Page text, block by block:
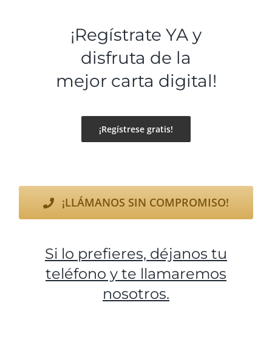
¡Regístrate YA y
disfruta de la
mejor carta digital!
¡Regístrese gratis!
¡LLÁMANOS SIN COMPROMISO!
Si lo prefieres, déjanos tu
teléfono y te llamaremos
nosotros.